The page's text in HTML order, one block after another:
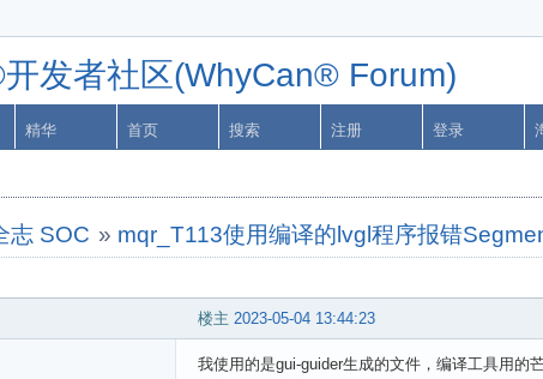
发者社区(WhyCan® Forum)
精华 首页 搜索 注册 登录
志 SOC » mqr_T113使用编译的lvgl程序报错
楼主 2023-05-04 13:44:23
我使用的是gui-guider生成的文件，编译工具用的